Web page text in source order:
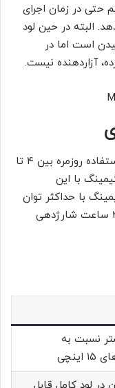
حتی در زمان اجرای
البته در حین لود
است اما در
آزاردهنده نیست.
باتری این مدل با ظرفیت بالا می‌تواند در استفاده روزمره بین ۴ تا
با این
با حداکثر توان
پردازشی، انتظار می‌رود باتری حدود ۱.۵ تا ۲ ساعت شارژدهی
نسبت به